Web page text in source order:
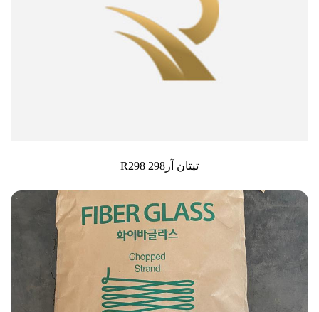
تیتان آر298 R298